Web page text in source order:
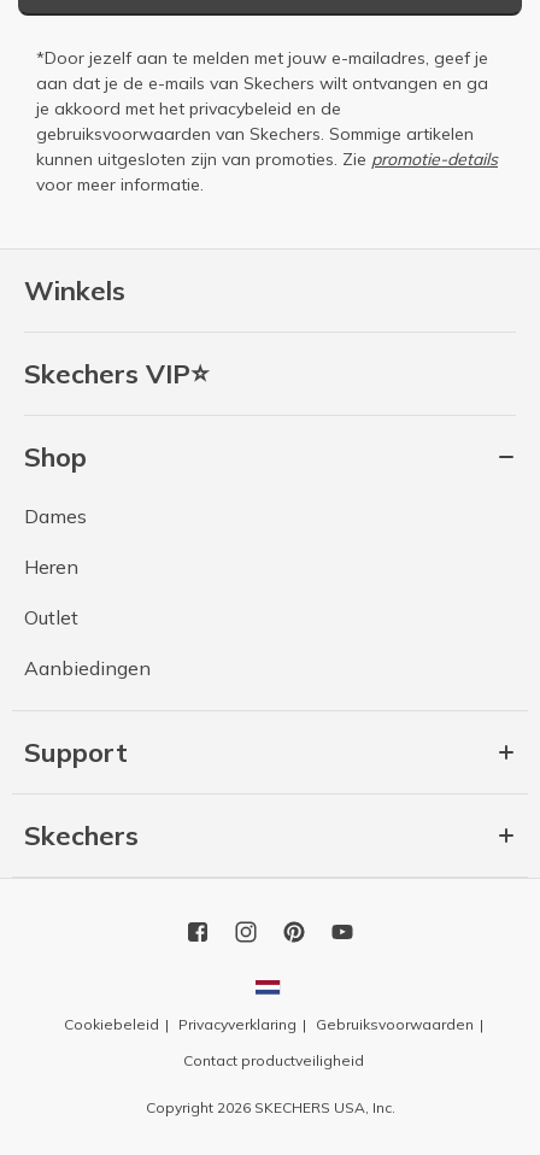
Winkels
Skechers VIP⭐
Shop
Dames
Heren
Outlet
Aanbiedingen
Support
Skechers
*Door jezelf aan te melden met jouw e-mailadres, geef je
aan dat je de e-mails van Skechers wilt ontvangen en ga
je akkoord met het privacybeleid en de
gebruiksvoorwaarden van Skechers. Sommige artikelen
kunnen uitgesloten zijn van promoties. Zie promotie-details
voor meer informatie.
Cookiebeleid Privacyverklaring
Gebruiksvoorwaarden
Contact productveiligheid
Copyright 2026 SKECHERS USA, Inc.